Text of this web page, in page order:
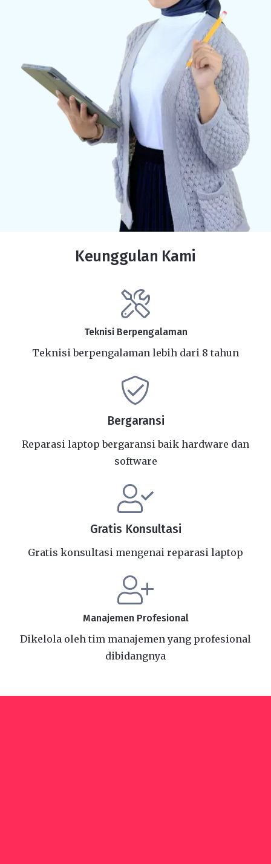
Keunggulan Kami
Teknisi Berpengalaman
Teknisi berpengalaman lebih dari 8 tahun
Bergaransi
Reparasi laptop bergaransi baik hardware dan
software
Gratis Konsultasi
Gratis konsultasi mengenai reparasi laptop
Manajemen Profesional
Dikelola oleh tim manajemen yang profesional
dibidangnya